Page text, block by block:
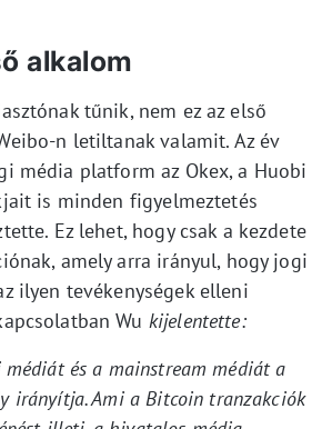
alkalom
tűnik, nem ez az első
n letiltanak valamit. Az év
média platform az Okex, a Huobi
is minden figyelmeztetés
Ez lehet, hogy csak a kezdete
amely arra irányul, hogy jogi
ilyen tevékenységek elleni
Wu kijelentette:
médiát és a mainstream médiát a
irányítja. Ami a Bitcoin tranzakciók